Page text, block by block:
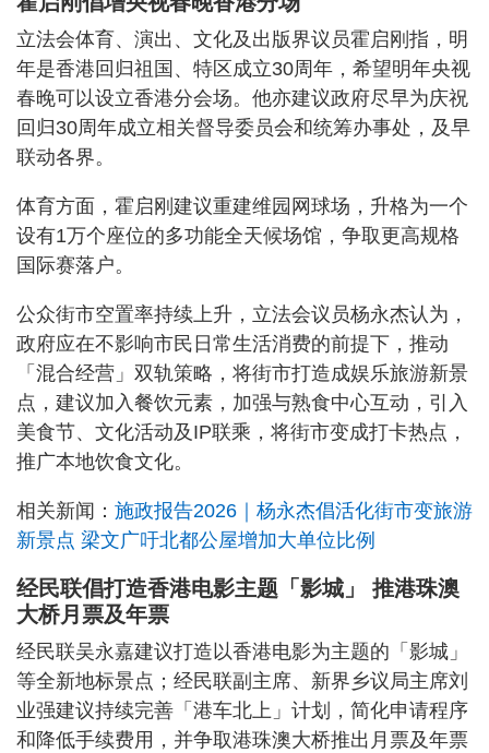
立法会体育、演出、文化及出版界议员霍启刚指，明
年是香港回归祖国、特区成立30周年，希望明年央视
春晚可以设立香港分会场。他亦建议政府尽早为庆祝
回归30周年成立相关督导委员会和统筹办事处，及早
联动各界。
体育方面，霍启刚建议重建维园网球场，升格为一个
设有1万个座位的多功能全天候场馆，争取更高规格
国际赛落户。
公众街市空置率持续上升，立法会议员杨永杰认为，
政府应在不影响市民日常生活消费的前提下，推动
「混合经营」双轨策略，将街市打造成娱乐旅游新景
点，建议加入餐饮元素，加强与熟食中心互动，引入
美食节、文化活动及IP联乘，将街市变成打卡热点，
推广本地饮食文化。
相关新闻： 施政报告2026｜杨永杰倡活化街市变旅游
新景点 梁文广吁北都公屋增加大单位比例
经民联倡打造香港电影主题「影城」 推港珠澳
大桥月票及年票
经民联吴永嘉建议打造以香港电影为主题的「影城」
等全新地标景点；经民联副主席、新界乡议局主席刘
业强建议持续完善「港车北上」计划，简化申请程序
和降低手续费用，并争取港珠澳大桥推出月票及年票